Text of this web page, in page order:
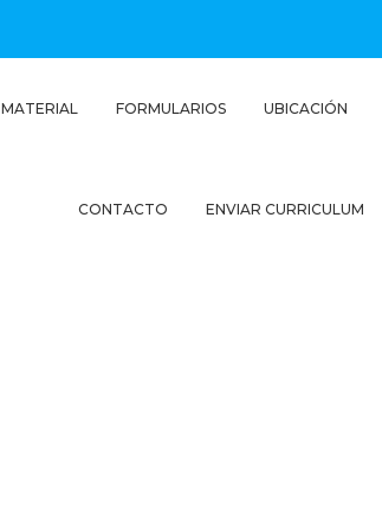
MATERIAL FORMULARIOS UBICACIÓN
CONTACTO ENVIAR CURRICULUM